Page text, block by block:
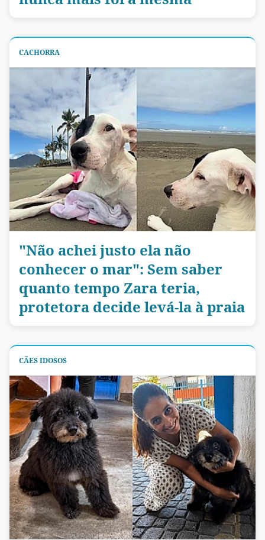
CACHORRA
"Não achei justo ela não
conhecer o mar": Sem saber
quanto tempo Zara teria,
protetora decide levá-la à praia
CÃES IDOSOS